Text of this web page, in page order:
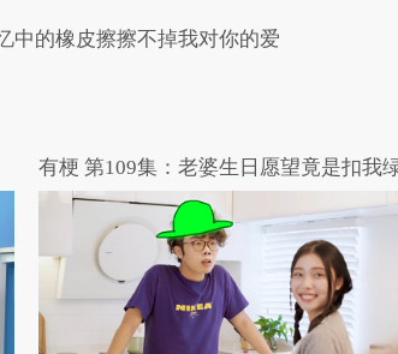
中的橡皮擦擦不掉我对你的爱
有梗 第109集：老婆生日愿望竟是扣我